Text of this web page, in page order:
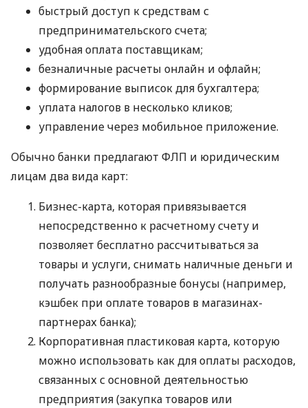
быстрый доступ к средствам с
предпринимательского счета;
удобная оплата поставщикам;
безналичные расчеты онлайн и офлайн;
формирование выписок для бухгалтера;
уплата налогов в несколько кликов;
управление через мобильное приложение.
Обычно банки предлагают ФЛП и юридическим
лицам два вида карт:
Бизнес-карта, которая привязывается
непосредственно к расчетному счету и
позволяет бесплатно рассчитываться за
товары и услуги, снимать наличные деньги и
получать разнообразные бонусы (например,
кэшбек при оплате товаров в магазинах-
партнерах банка);
Корпоративная пластиковая карта, которую
можно использовать как для оплаты расходов,
связанных с основной деятельностью
предприятия (закупка товаров или